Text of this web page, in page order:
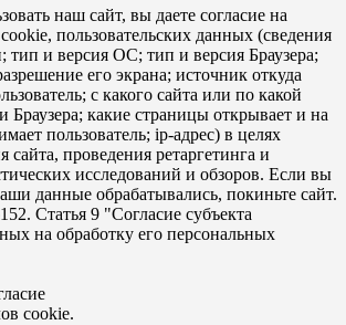
наш сайт, вы даете согласие на
пользовательских данных (сведения
тип и версия ОС; тип и версия Браузера;
его экрана; источник откуда
с какого сайта или по какой
Браузера; какие страницы открывает и на
пользователь; ip-адрес) в целях
проведения ретаргетинга и
исследований и обзоров. Если вы
данные обрабатывались, покиньте сайт.
Статья 9 "Согласие субъекта
на обработку его персональных
cookie.